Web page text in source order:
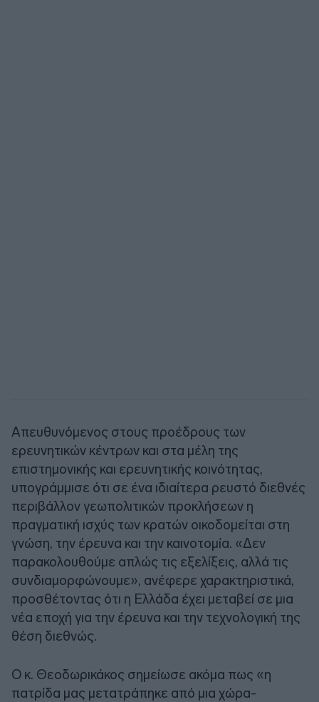
Απευθυνόμενος στους προέδρους των
ερευνητικών κέντρων και στα μέλη της
επιστημονικής και ερευνητικής κοινότητας,
υπογράμμισε ότι σε ένα ιδιαίτερα ρευστό διεθνές
περιβάλλον γεωπολιτικών προκλήσεων η
πραγματική ισχύς των κρατών οικοδομείται στη
γνώση, την έρευνα και την καινοτομία. «Δεν
παρακολουθούμε απλώς τις εξελίξεις, αλλά τις
συνδιαμορφώνουμε», ανέφερε χαρακτηριστικά,
προσθέτοντας ότι η Ελλάδα έχει μεταβεί σε μια
νέα εποχή για την έρευνα και την τεχνολογική της
θέση διεθνώς.
Ο κ. Θεοδωρικάκος σημείωσε ακόμα πως «η
πατρίδα μας μετατράπηκε από μια χώρα-